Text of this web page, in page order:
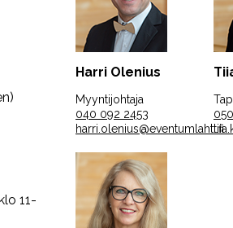
11-
Harri Olenius
Myyntijohtaja
040 092 2453
harri.olenius@eventumlahti.fi